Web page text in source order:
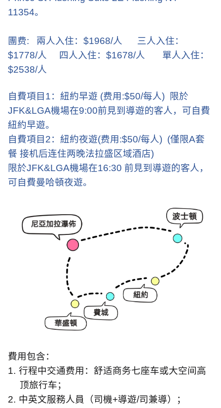
11354。
團费: 兩人入住： $1968/人
三人入住：
$1778/人 四人入住： $1678/人
單人入住：
$2538/人
自費項目 1：紐約早遊 (费用:$50/每人)
限於
JFK&LGA機場在9:00前見到導遊的客人，可自費
紐約早遊。
自費項目 2：紐約夜遊(费用:$50/每人) (僅限A套
餐 接机后连住两晚法拉盛区域酒店)
限於JFK&LGA機場在16:30 前見到導遊的客人，
可自費曼哈頓夜遊。
費用包含：
1. 行程中交通费用：舒适商务七座车或大空间高
顶旅行车；
2. 中英文服務人員（司機+導遊/司兼導）；